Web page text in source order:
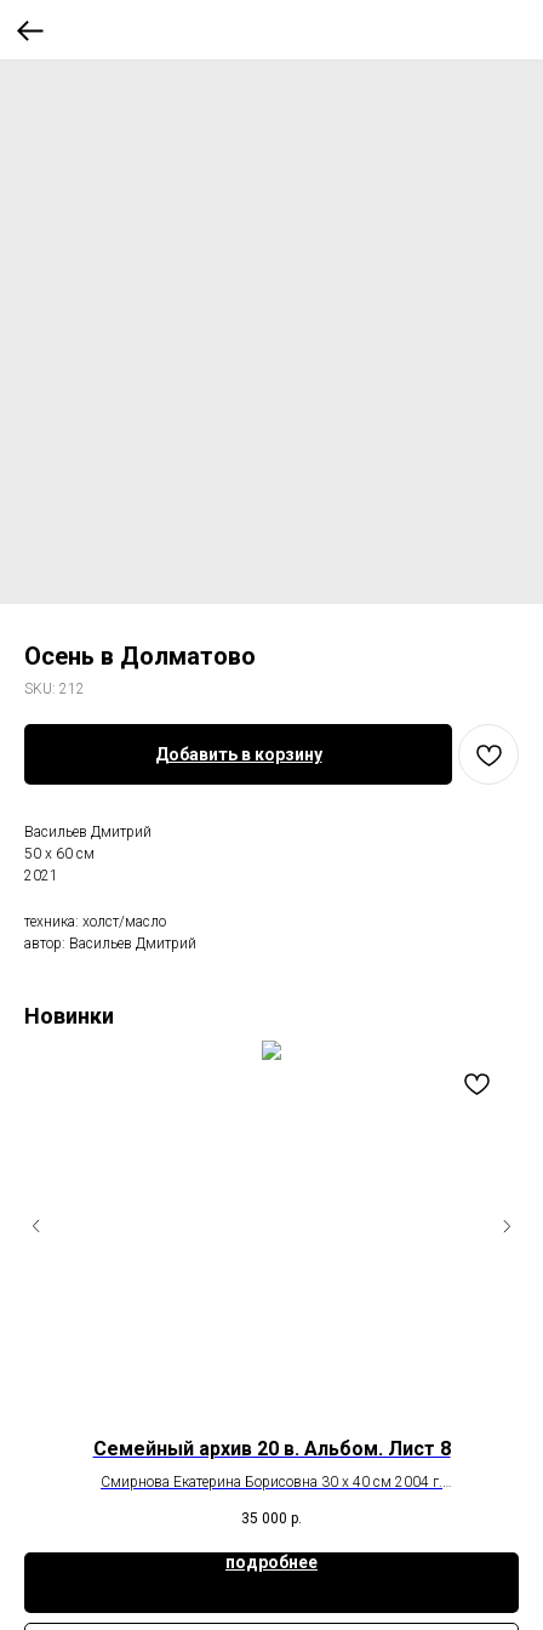
Осень в Долматово
SKU: 212
Добавить в корзину
Васильев Дмитрий
50 х 60 см
2021
техника: холст/масло
автор: Васильев Дмитрий
Новинки
Семейный архив 20 в. Альбом. Лист 8
Смирнова Екатерина Борисовна 30 х 40 см 2004 г.
35 000 р.
подробнее